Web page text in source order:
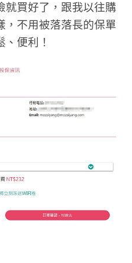
就買好了，跟我以往購
，不用被落落長的保單
便利！